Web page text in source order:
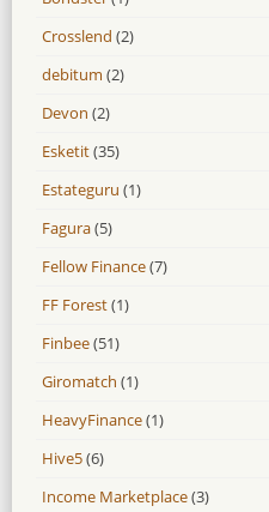
Crosslend (2)
debitum (2)
Devon (2)
Esketit(35)
Estateguru (1)
Fagura(5)
Fellow Finance(7)
FF Forest(1)
Finbee(51)
Giromatch (1)
HeavyFinance(1)
Hive5(6)
Income Marketplace(3)